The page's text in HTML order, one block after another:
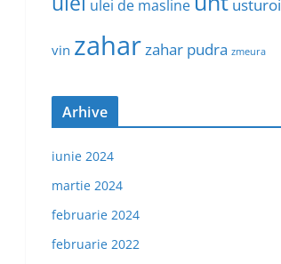
ulei de masline usturoi
vin zaharzahar pudra zmeura
Arhive
iunie 2024
martie 2024
februarie 2024
februarie 2022